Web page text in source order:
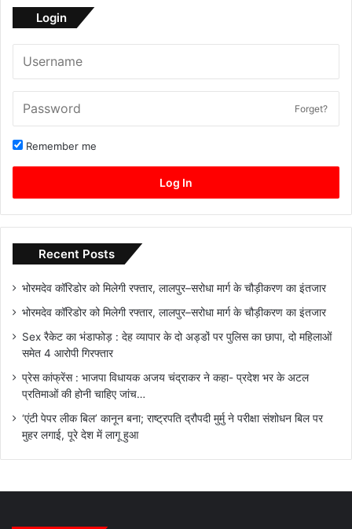
Login
Forget?
Remember me
Log In
Recent Posts
भोरमदेव कॉरिडोर को मिलेगी रफ्तार, लालपुर–सरोधा मार्ग के चौड़ीकरण का इंतजार
भोरमदेव कॉरिडोर को मिलेगी रफ्तार, लालपुर–सरोधा मार्ग के चौड़ीकरण का इंतजार
Sex रैकेट का भंडाफोड़ : देह व्यापार के दो अड्डों पर पुलिस का छापा, दो महिलाओं
समेत 4 आरोपी गिरफ्तार
प्रेस कांफ्रेंस : भाजपा विधायक अजय चंद्राकर ने कहा- प्रदेश भर के अटल
प्रतिमाओं की होनी चाहिए जांच…
‘एंटी पेपर लीक बिल’ कानून बना; राष्ट्रपति द्रौपदी मुर्मु ने परीक्षा संशोधन बिल पर
मुहर लगाई, पूरे देश में लागू हुआ